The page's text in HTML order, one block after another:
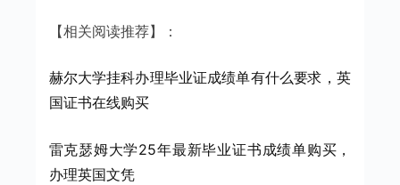
【相关阅读推荐】：
赫尔大学挂科办理毕业证成绩单有什么要求，英
国证书在线购买
雷克瑟姆大学25年最新毕业证书成绩单购买，
办理英国文凭